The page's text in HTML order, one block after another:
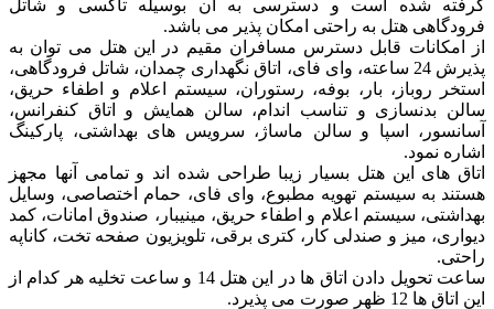
گرفته شده است و دسترسی به آن بوسیله تاکسی و شاتل
فرودگاهی هتل به راحتی امکان پذیر می باشد.
از امکانات قابل دسترس مسافران مقیم در این هتل می توان به
پذیرش 24 ساعته، وای فای، اتاق نگهداری چمدان، شاتل فرودگاهی،
استخر روباز، بار، بوفه، رستوران، سیستم اعلام و اطفاء حریق،
سالن بدنسازی و تناسب اندام، سالن همایش و اتاق کنفرانس،
آسانسور، اسپا و سالن ماساژ، سرویس های بهداشتی، پارکینگ
اشاره نمود.
اتاق های این هتل بسیار زیبا طراحی شده اند و تمامی آنها مجهز
هستند به سیستم تهویه مطبوع، وای فای، حمام اختصاصی، وسایل
بهداشتی، سیستم اعلام و اطفاء حریق، مینیبار، صندوق امانات، کمد
دیواری، میز و صندلی کار، کتری برقی، تلویزیون صفحه تخت، کاناپه
راحتی.
ساعت تحویل دادن اتاق ها در این هتل 14 و ساعت تخلیه هر کدام از
این اتاق ها 12 ظهر صورت می پذیرد.